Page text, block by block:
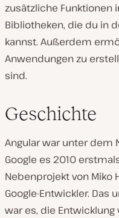
zusätzliche Funktionen
Bibliotheken, die du in
kannst. Außerdem
Anwendungen zu
sind.
Geschichte
Angular war unter dem
Google es 2010
Nebenprojekt von Miko
Google-Entwickler. Das
war es, die